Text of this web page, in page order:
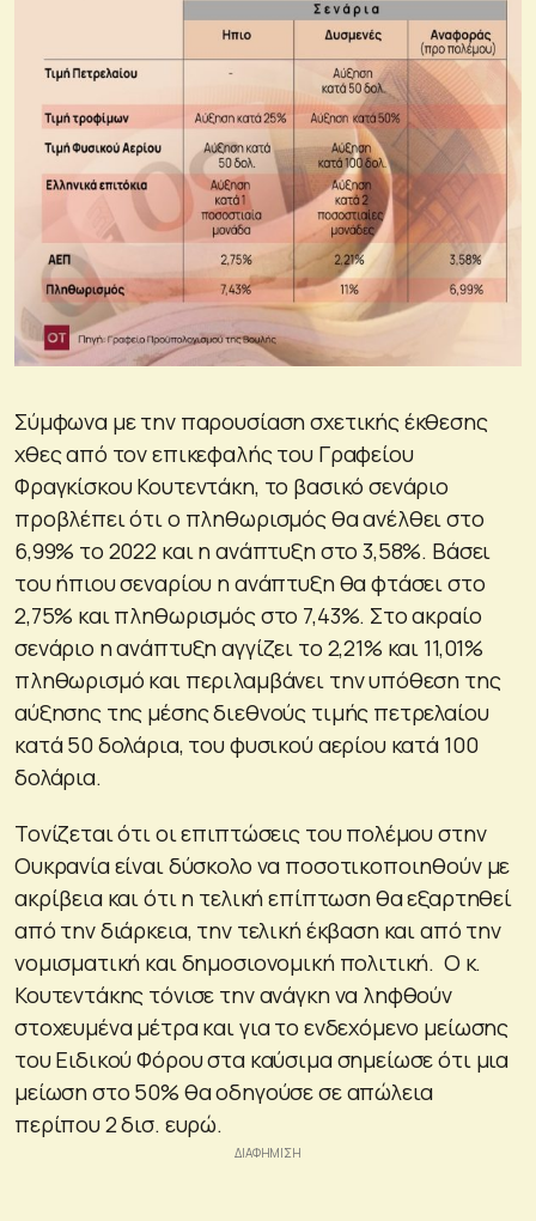
Σύμφωνα με την παρουσίαση σχετικής έκθεσης
χθες από τον επικεφαλής του Γραφείου
Φραγκίσκου Κουτεντάκη, το βασικό σενάριο
προβλέπει ότι ο πληθωρισμός θα ανέλθει στο
6,99% το 2022 και η ανάπτυξη στο 3,58%. Βάσει
του ήπιου σεναρίου η ανάπτυξη θα φτάσει στο
2,75% και πληθωρισμός στο 7,43%. Στο ακραίο
σενάριο η ανάπτυξη αγγίζει το 2,21% και 11,01%
πληθωρισμό και περιλαμβάνει την υπόθεση της
αύξησης της μέσης διεθνούς τιμής πετρελαίου
κατά 50 δολάρια, του φυσικού αερίου κατά 100
δολάρια.
Τονίζεται ότι οι επιπτώσεις του πολέμου στην
Ουκρανία είναι δύσκολο να ποσοτικοποιηθούν με
ακρίβεια και ότι η τελική επίπτωση θα εξαρτηθεί
από την διάρκεια, την τελική έκβαση και από την
νομισματική και δημοσιονομική πολιτική. Ο κ.
Κουτεντάκης τόνισε την ανάγκη να ληφθούν
στοχευμένα μέτρα και για το ενδεχόμενο μείωσης
του Ειδικού Φόρου στα καύσιμα σημείωσε ότι μια
μείωση στο 50% θα οδηγούσε σε απώλεια
περίπου 2 δισ. ευρώ.